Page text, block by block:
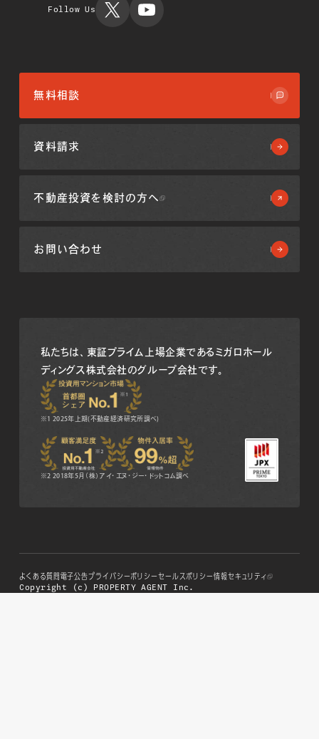
Follow Us
無料相談
資料請求
不動産投資を 検討の方へ
お問い合わせ
私たちは、東証プライム上場企業である ミガロホール
ディングス株式会社のグループ会社です。
※1 2025年上期(不動産経済研究所調べ)
※2 2018年5月（株）アイ・エヌ・ジー・ドットコム調べ
よくある質問電子公告プライバシーポリシーセールスポリシー情報セキュリティ
Copyright (c) PROPERTY AGENT Inc.